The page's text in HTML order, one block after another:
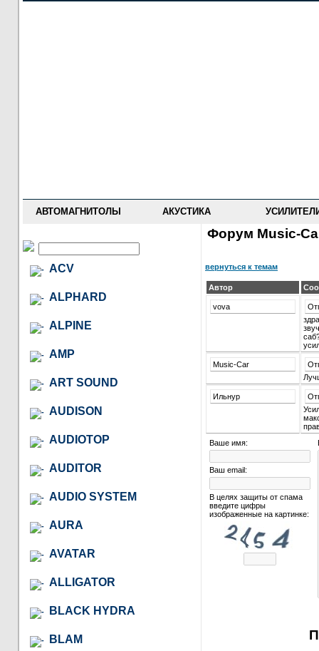
АВТОМАГНИТОЛЫ АКУСТИКА
ACV
ALPHARD
ALPINE
AMP
ART SOUND
AUDISON
AUDIOTOP
AUDITOR
AUDIO SYSTEM
AURA
AVATAR
ALLIGATOR
BLACK HYDRA
BLAM
Форум Music-
вернуться к темам
Автор
vova
Music-Car
Ильнур
Ваше имя:
Ваш email:
В целях защиты от спама
введите цифры
изображенные на картинке: